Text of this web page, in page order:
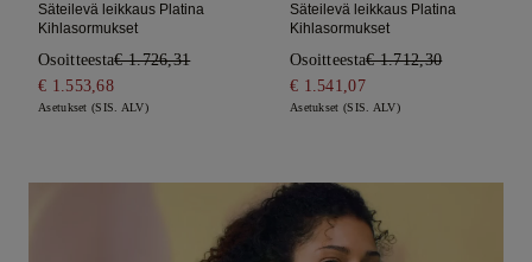
Säteilevä leikkaus Platina
Kihlasormukset
Osoitteesta€ 1.726,31
€ 1.553,68
Asetukset (SIS. ALV)
Säteilevä leikkaus Platina
Kihlasormukset
Osoitteesta€ 1.712,30
€ 1.541,07
Asetukset (SIS. ALV)